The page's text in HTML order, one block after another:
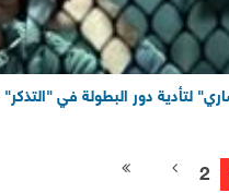
لتأدية دور البطولة في "التذكر"
2